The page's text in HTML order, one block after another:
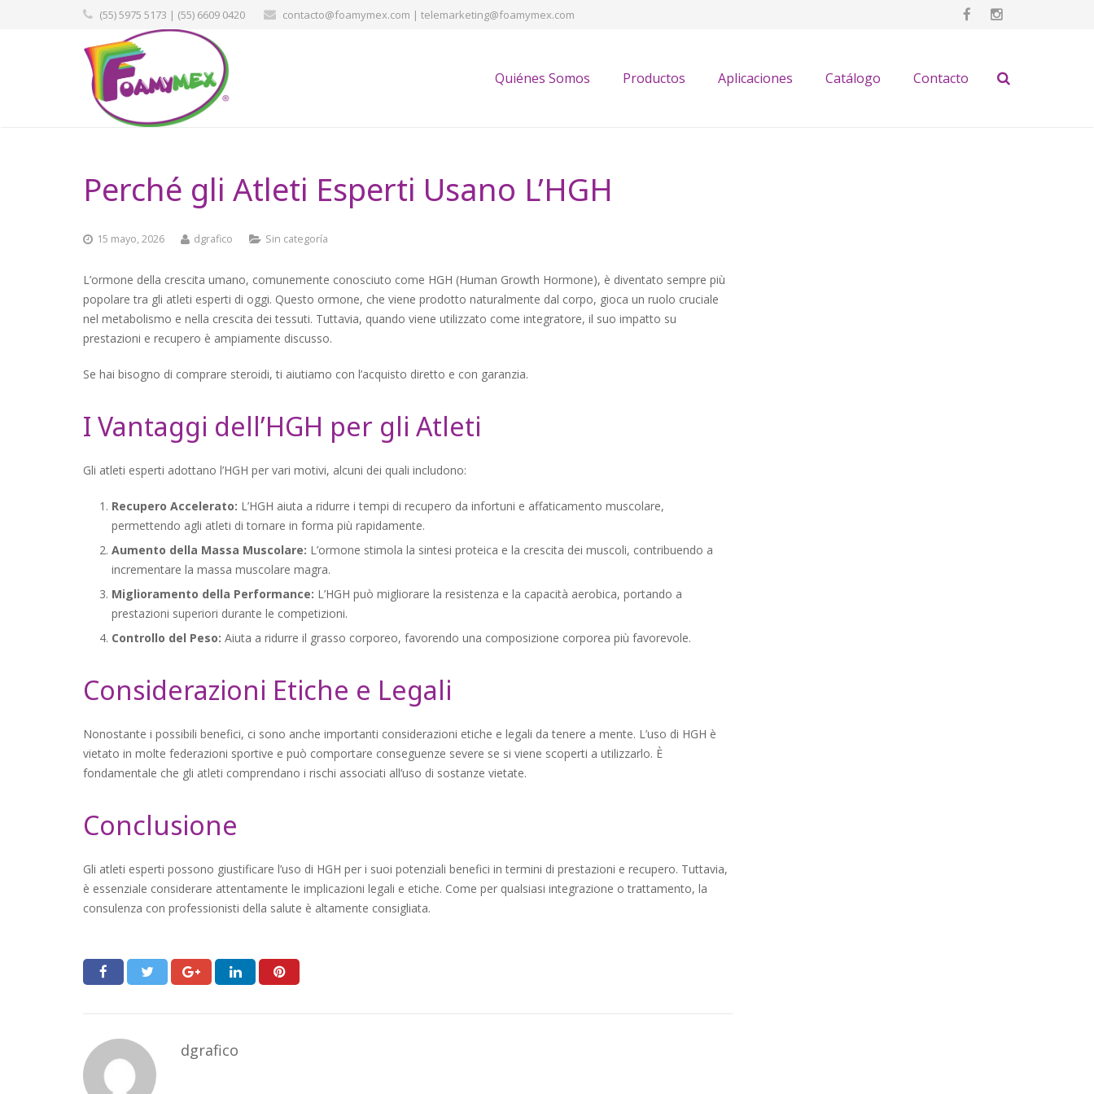
(55) 5975 5173 | (55) 6609 0420 contacto@foamymex.com | telemarketing@foamymex.com
Quiénes Somos Productos Aplicaciones Catálogo Contacto
Perché gli Atleti Esperti Usano L’HGH
15 mayo, 2026 dgrafico Sin categoría
L’ormone della crescita umano, comunemente conosciuto come HGH (Human Growth Hormone), è diventato sempre più
popolare tra gli atleti esperti di oggi. Questo ormone, che viene prodotto naturalmente dal corpo, gioca un ruolo cruciale
nel metabolismo e nella crescita dei tessuti. Tuttavia, quando viene utilizzato come integratore, il suo impatto su
prestazioni e recupero è ampiamente discusso.
Se hai bisogno di comprare steroidi, ti aiutiamo con l’acquisto diretto e con garanzia.
I Vantaggi dell’HGH per gli Atleti
Gli atleti esperti adottano l’HGH per vari motivi, alcuni dei quali includono:
Recupero Accelerato: L’HGH aiuta a ridurre i tempi di recupero da infortuni e affaticamento muscolare,
permettendo agli atleti di tornare in forma più rapidamente.
Aumento della Massa Muscolare: L’ormone stimola la sintesi proteica e la crescita dei muscoli, contribuendo a
incrementare la massa muscolare magra.
Miglioramento della Performance: L’HGH può migliorare la resistenza e la capacità aerobica, portando a
prestazioni superiori durante le competizioni.
Controllo del Peso: Aiuta a ridurre il grasso corporeo, favorendo una composizione corporea più favorevole.
Considerazioni Etiche e Legali
Nonostante i possibili benefici, ci sono anche importanti considerazioni etiche e legali da tenere a mente. L’uso di HGH è
vietato in molte federazioni sportive e può comportare conseguenze severe se si viene scoperti a utilizzarlo. È
fondamentale che gli atleti comprendano i rischi associati all’uso di sostanze vietate.
Conclusione
Gli atleti esperti possono giustificare l’uso di HGH per i suoi potenziali benefici in termini di prestazioni e recupero. Tuttavia,
è essenziale considerare attentamente le implicazioni legali e etiche. Come per qualsiasi integrazione o trattamento, la
consulenza con professionisti della salute è altamente consigliata.
dgrafico